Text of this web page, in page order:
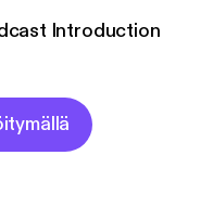
Introduction